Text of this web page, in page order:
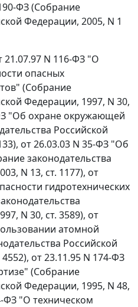
ФЗ (Собрание
Федерации, 2005, N 1
21.07.97 N 116-ФЗ "О
опасных
(Собрание
Федерации, 1997, N 30,
"Об охране окружающей
Российской
от 26.03.03 N 35-ФЗ "Об
законодательства
N 13, ст. 1177), от
гидротехнических
N 30, ст. 3589), от
атомной
Российской
от 23.11.95 N 174-ФЗ
(Собрание
Федерации, 1995, N 48,
ФЗ "О техническом